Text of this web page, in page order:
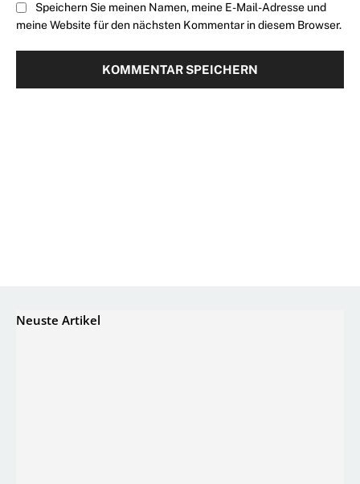
Speichern Sie meinen Namen, meine E-Mail-Adresse und
meine Website für den nächsten Kommentar in diesem Browser.
Neuste Artikel